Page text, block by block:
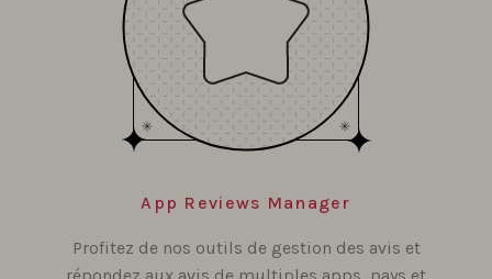
App Reviews Manager
Profitez de nos outils de gestion des avis et